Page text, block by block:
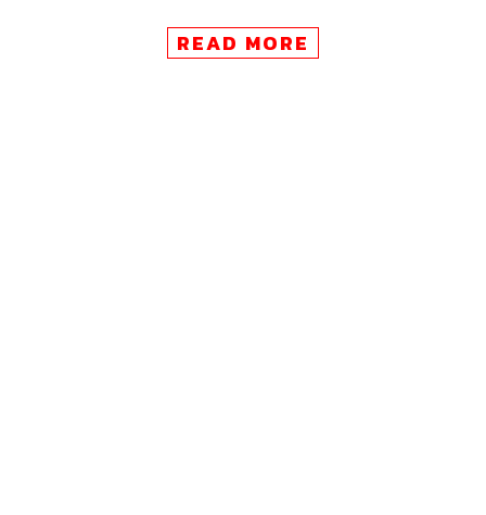
จุดเริ่มต้นของความขัดแย้งเริ่มขึ้นตั้งแต่เดือนมีนาคม เมื่อ
READ MORE